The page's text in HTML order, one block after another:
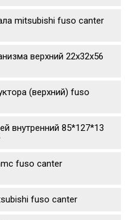
mitsubishi fuso canter
верхний 22х32х56
(верхний) fuso
внутренний 85*127*13
fuso canter
fuso canter